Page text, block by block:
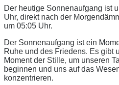
Der heutige Sonnenaufgang ist
Uhr, direkt nach der
um 05:05 Uhr.
Der Sonnenaufgang ist ein
Ruhe und des Friedens. Es gibt
Moment der Stille, um unseren
beginnen und uns auf das
konzentrieren.